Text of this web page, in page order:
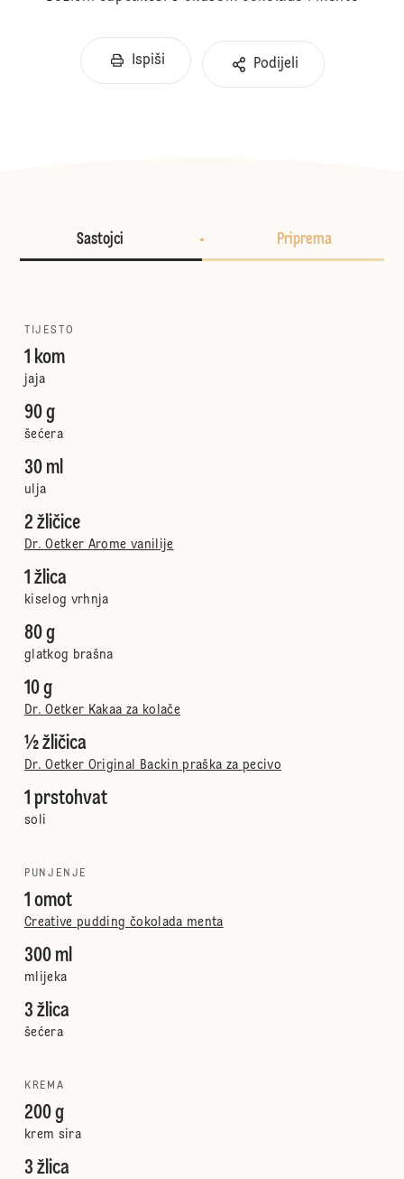
Ispiši Podijeli
Sastojci Priprema
TIJESTO
1 kom
jaja
90 g
šećera
30 ml
ulja
2 žličice
Dr. Oetker Arome vanilije
1 žlica
kiselog vrhnja
80 g
glatkog brašna
10 g
Dr. Oetker Kakaa za kolače
½ žličica
Dr. Oetker Original Backin praška za pecivo
1 prstohvat
soli
PUNJENJE
1 omot
Creative pudding čokolada menta
300 ml
mlijeka
3 žlica
šećera
KREMA
200 g
krem sira
3 žlica